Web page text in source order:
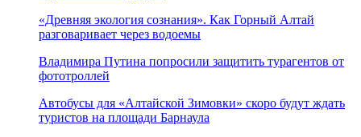
«Древняя экология сознания». Как Горный Алтай
разговаривает через водоемы
Владимира Путина попросили защитить турагентов от
фототроллей
Автобусы для «Алтайской Зимовки» скоро будут ждать
туристов на площади Барнаула